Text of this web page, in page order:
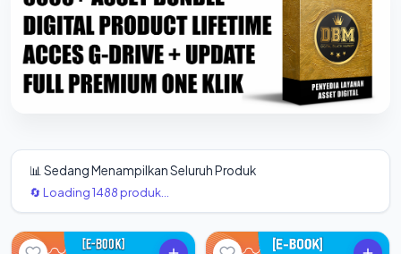
📊 Sedang Menampilkan Seluruh Produk
🔄 Loading 1488 produk...